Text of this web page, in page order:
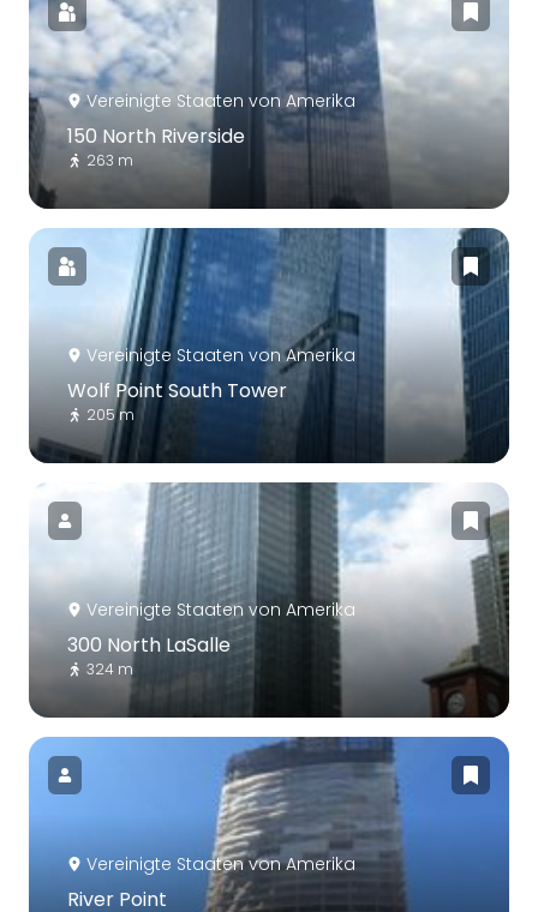
Vereinigte Staaten von Amerika
150 North Riverside
263 m
Vereinigte Staaten von Amerika
Wolf Point South Tower
205 m
Vereinigte Staaten von Amerika
300 North LaSalle
324 m
Vereinigte Staaten von Amerika
River Point